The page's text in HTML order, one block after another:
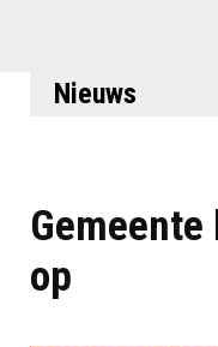
Nieuws
op